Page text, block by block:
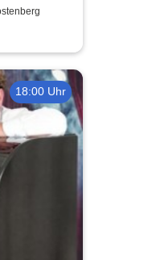
18:00 Uhr